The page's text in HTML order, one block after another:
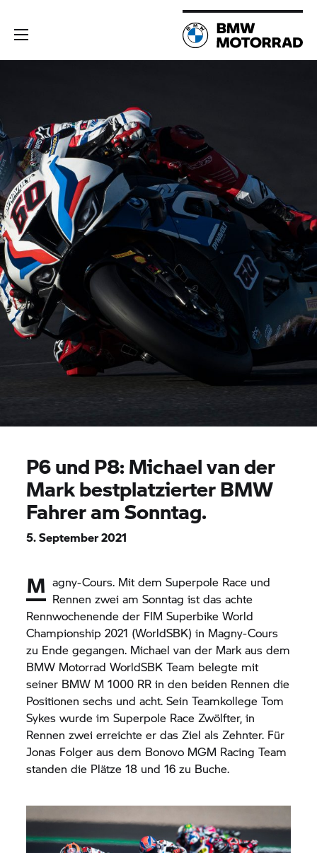
P6 und P8: Michael van der
Mark bestplatzierter BMW
Fahrer am Sonntag.
5. September 2021
M agny-Cours. Mit dem Superpole Race und
Rennen zwei am Sonntag ist das achte
Rennwochenende der FIM Superbike World
Championship 2021 (WorldSBK) in Magny-Cours
zu Ende gegangen. Michael van der Mark aus dem
BMW Motorrad WorldSBK Team belegte mit
seiner BMW M 1000 RR in den beiden Rennen die
Positionen sechs und acht. Sein Teamkollege Tom
Sykes wurde im Superpole Race Zwölfter, in
Rennen zwei erreichte er das Ziel als Zehnter. Für
Jonas Folger aus dem Bonovo MGM Racing Team
standen die Plätze 18 und 16 zu Buche.